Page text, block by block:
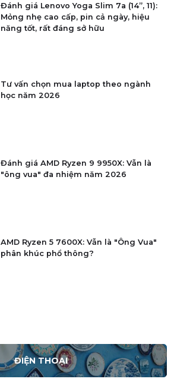
Đánh giá Lenovo Yoga Slim 7a (14”, 11):
Mỏng nhẹ cao cấp, pin cả ngày, hiệu
năng tốt, rất đáng sở hữu
Tư vấn chọn mua laptop theo ngành
học năm 2026
Đánh giá AMD Ryzen 9 9950X: Vẫn là
"ông vua" đa nhiệm năm 2026
AMD Ryzen 5 7600X: Vẫn là "Ông Vua"
phân khúc phổ thông?
ĐIỆN THOẠI